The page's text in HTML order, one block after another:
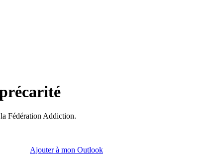
Fédération Addiction.
Ajouter à mon Outlook